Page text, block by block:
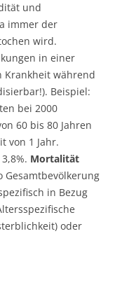
und
immer der
wird.
in einer
Krankheit während
Beispiel:
bei 2000
60 bis 80 Jahren
von 1 Jahr.
Mortalität
Gesamtbevölkerung
in Bezug
oder